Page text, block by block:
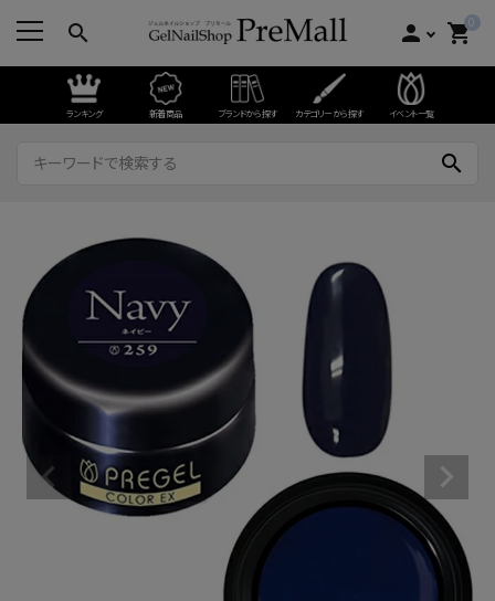
search person 0
shopping_cart
ランキング 新着商品 ブランドから探す カテゴリーから探す イベント一覧
search